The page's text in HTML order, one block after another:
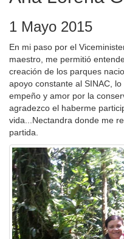
1 Mayo 2015
En mi paso por el
maestro, me permitió
creación de los parques
apoyo constante al SINAC,
empeño y amor por la
agradezco el haberme
vida...Nectandra donde me
partida.